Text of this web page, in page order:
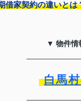
借家契約の違いと
▼ 物件情
白馬